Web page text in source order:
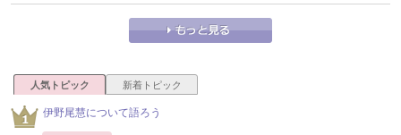
人気トピック 新着トピック
伊野尾慧について語ろう